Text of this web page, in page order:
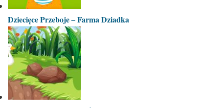
Dziecięce Przeboje – Farma Dziadka